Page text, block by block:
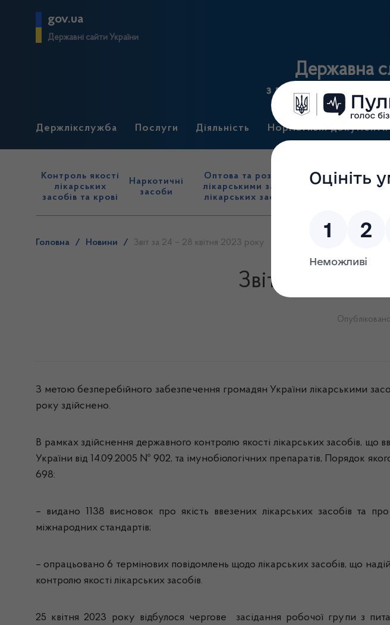
gov.ua
Державні сайти України
Державна
з лікарських засобів
Держлікслужба Послуги Діяльність Нормативні документи
Контроль якості
лікарських
засобів та крові
Наркотичні
засоби
Оптова та роздрібна торгівля
лікарськими засобами, імпорт
лікарських засобів (крім АФІ)
Головна / Новини / Звіт за 24 – 28 квітня 2023 року
Звіт за 24 – 28
З метою безперебійного забезпечення громадян України лікарськими
року здійснено.
В рамках здійснення державного контролю якості лікарських засобів, що
України від 14.09.2005 № 902, та імунобіологічних препаратів, Порядок
698:
– видано 1138 висновок про якість ввезених лікарських засобів та
міжнародних стандартів;
– опрацьовано 6 термінових повідомлень щодо лікарських засобів, що
контролю якості лікарських засобів.
25 квітня 2023 року відбулося чергове засідання робочої групи з